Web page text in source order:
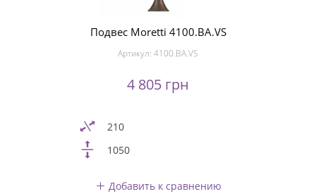
Подвес Moretti 4100.BA.VS
Артикул: 4100.BA.VS
4 805 грн
210
1050
Добавить к сравнению